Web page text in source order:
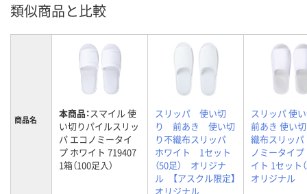
類似商品と比較
商品名 本商品：スマイル 使
い切りパイルスリッ
パ エコノミータイ
プ ホワイト 719407
1箱（100足入）
スリッパ 使い切
り 前あき 使い切
り不織布スリッパ
ホワイト 1セット
（50足） オリジナ
ル 【アスクル限定】
オリジナル
スリッパ 使
前あき 使い
織布スリッパ
ノミータイプ
イト 1セット
オリジナル